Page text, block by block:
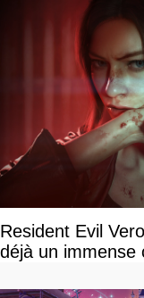
Resident Evil
déjà un immense